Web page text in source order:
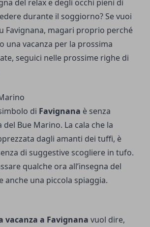
del relax e degli occhi pieni di
durante il soggiorno? Se vuoi
Favignana, magari proprio perché
una vacanza per la prossima
seguici nelle prossime righe di
di Favignana è senza
Bue Marino. La cala che la
dagli amanti dei tuffi, è
di suggestive scogliere in tufo.
qualche ora all’insegna del
anche una piccola spiaggia.
vacanza a Favignana vuol dire,